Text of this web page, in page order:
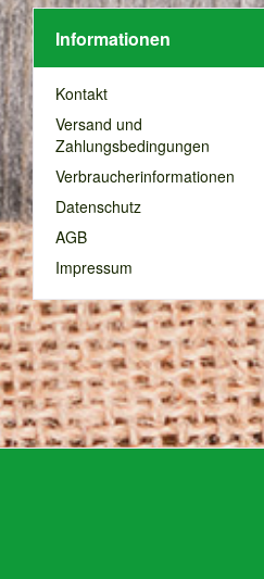
Informationen
Kontakt
Versand und
Zahlungsbedingungen
Verbraucherinformationen
Datenschutz
AGB
Impressum